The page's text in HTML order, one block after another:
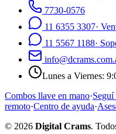
7730-0576
11 6355 3307·
11 5567 1188·
Lunes a Viernes:
Combos llave en mano·
remoto·Centro de ayuda·
© 2026 Digital Crams.